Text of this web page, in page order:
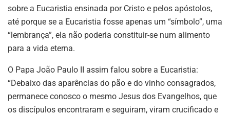
sobre a Eucaristia ensinada por Cristo e pelos apóstolos,
até porque se a Eucaristia fosse apenas um “símbolo”, uma
“lembrança”, ela não poderia constituir-se num alimento
para a vida eterna.
O Papa João Paulo II assim falou sobre a Eucaristia:
“Debaixo das aparências do pão e do vinho consagrados,
permanece conosco o mesmo Jesus dos Evangelhos, que
os discípulos encontraram e seguiram, viram crucificado e